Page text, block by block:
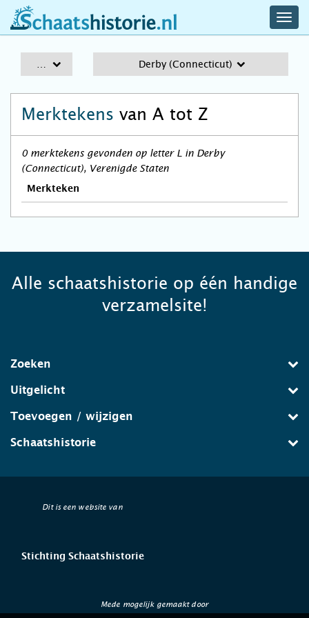
schaatshistorie.nl
Derby (Connecticut)
Merktekens van A tot Z
0 merktekens gevonden op letter L in Derby
(Connecticut), Verenigde Staten
Merkteken
Alle schaatshistorie op één handige
verzamelsite!
Zoeken
Uitgelicht
Toevoegen / wijzigen
Schaatshistorie
Dit is een website van
Stichting Schaatshistorie
Mede mogelijk gemaakt door